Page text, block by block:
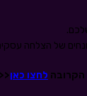
של הצלחה
לחצו כאן